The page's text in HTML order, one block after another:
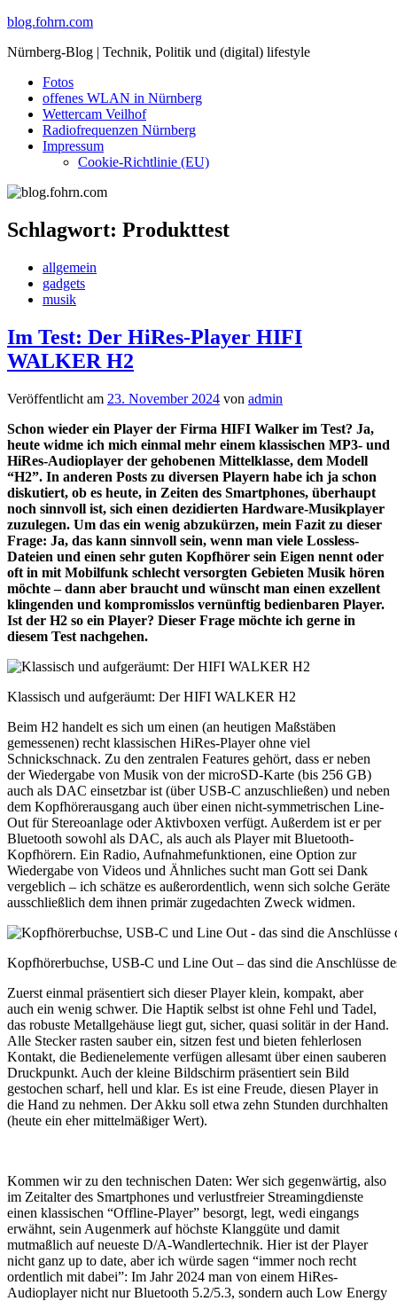
Skip
content
blog.fohrn.com
Nürnberg-Blog | Technik, Politik und (digital) lifestyle
Fotos
offenes WLAN in Nürnberg
Wettercam Veilhof
Radiofrequenzen Nürnberg
Impressum
Cookie-Richtlinie (EU)
Schlagwort: Produkttest
allgemein
gadgets
musik
Im Test: Der HiRes-Player HIFI
WALKER H2
Veröffentlicht am 23. November 2024 von admin
Schon wieder ein Player der Firma HIFI Walker im Test? Ja,
heute widme ich mich einmal mehr einem klassischen MP3- und
HiRes-Audioplayer der gehobenen Mittelklasse, dem Modell
“H2”. In anderen Posts zu diversen Playern habe ich ja schon
diskutiert, ob es heute, in Zeiten des Smartphones, überhaupt
noch sinnvoll ist, sich einen dezidierten Hardware-Musikplayer
zuzulegen. Um das ein wenig abzukürzen, mein Fazit zu dieser
Frage: Ja, das kann sinnvoll sein, wenn man viele Lossless-
Dateien und einen sehr guten Kopfhörer sein Eigen nennt oder
oft in mit Mobilfunk schlecht versorgten Gebieten Musik hören
möchte – dann aber braucht und wünscht man einen exzellent
klingenden und kompromisslos vernünftig bedienbaren Player.
Ist der H2 so ein Player? Dieser Frage möchte ich gerne in
diesem Test nachgehen.
Klassisch und aufgeräumt: Der HIFI WALKER H2
Beim H2 handelt es sich um einen (an heutigen Maßstäben
gemessenen) recht klassischen HiRes-Player ohne viel
Schnickschnack. Zu den zentralen Features gehört, dass er neben
der Wiedergabe von Musik von der microSD-Karte (bis 256 GB)
auch als DAC einsetzbar ist (über USB-C anzuschließen) und neben
dem Kopfhörerausgang auch über einen nicht-symmetrischen Line-
Out für Stereoanlage oder Aktivboxen verfügt. Außerdem ist er per
Bluetooth sowohl als DAC, als auch als Player mit Bluetooth-
Kopfhörern. Ein Radio, Aufnahmefunktionen, eine Option zur
Wiedergabe von Videos und Ähnliches sucht man Gott sei Dank
vergeblich – ich schätze es außerordentlich, wenn sich solche Geräte
ausschließlich dem ihnen primär zugedachten Zweck widmen.
Kopfhörerbuchse, USB-C und Line Out – das sind die Anschlüsse
Zuerst einmal präsentiert sich dieser Player klein, kompakt, aber
auch ein wenig schwer. Die Haptik selbst ist ohne Fehl und Tadel,
das robuste Metallgehäuse liegt gut, sicher, quasi solitär in der Hand.
Alle Stecker rasten sauber ein, sitzen fest und bieten fehlerlosen
Kontakt, die Bedienelemente verfügen allesamt über einen sauberen
Druckpunkt. Auch der kleine Bildschirm präsentiert sein Bild
gestochen scharf, hell und klar. Es ist eine Freude, diesen Player in
die Hand zu nehmen. Der Akku soll etwa zehn Stunden durchhalten
(heute ein eher mittelmäßiger Wert).
Kommen wir zu den technischen Daten: Wer sich gegenwärtig, also
im Zeitalter des Smartphones und verlustfreier Streamingdienste
einen klassischen “Offline-Player” besorgt, legt, wedi eingangs
erwähnt, sein Augenmerk auf höchste Klanggüte und damit
mutmaßlich auf neueste D/A-Wandlertechnik. Hier ist der Player
nicht ganz up to date, aber ich würde sagen “immer noch recht
ordentlich mit dabei”: Im Jahr 2024 man von einem HiRes-
Audioplayer nicht nur Bluetooth 5.2/5.3, sondern auch Low Energy